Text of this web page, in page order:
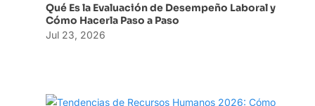
Qué Es la Evaluación de Desempeño Laboral y
Cómo Hacerla Paso a Paso
Jul 23, 2026